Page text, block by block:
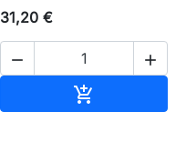
31,20 €
 
